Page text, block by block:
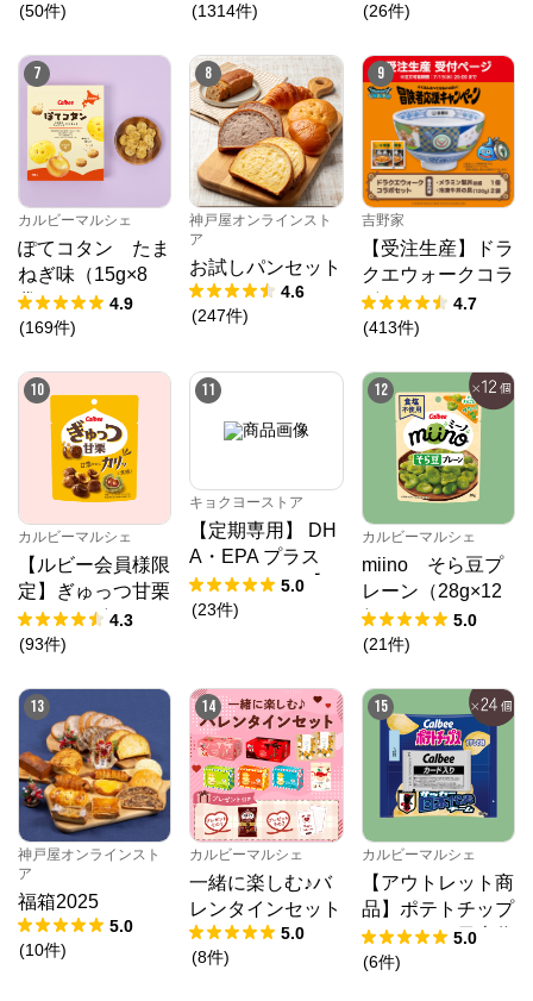
(50件)
(1314件)
ス 昆布しょうゆ
(26件)
7
カルビーマルシェ
ぽてコタン たま
ねぎ味（15g×8
袋）
4.9
(169件)
8
神戸屋オンラインスト
ア
お試しパンセット
4.6
(247件)
9
吉野家
【受注生産】ドラ
クエウォークコラ
ボセット
4.7
(413件)
10
カルビーマルシェ
【ルビー会員様限
定】ぎゅっつ甘栗
（26g×12個）
4.3
(93件)
11
キョクヨーストア
【定期専用】 DH
A・EPA プラス
クリルオイル【1
0%OFF】
5.0
(23件)
12
カルビーマルシェ
miino そら豆プ
レーン（28g×12
個）
5.0
(21件)
13
神戸屋オンラインスト
ア
福箱2025
5.0
(10件)
14
カルビーマルシェ
一緒に楽しむ♪バ
レンタインセット
5.0
(8件)
15
カルビーマルシェ
【アウトレット商
品】ポテトチップ
スサッカー日本代
表チーム2024（2
5.0
(6件)